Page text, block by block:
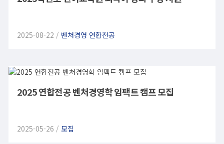
2025-08-22 / 벤처경영 연합전공
2025 연합전공 벤처경영학 임팩트 캠프 모집
2025-05-26 / 모집